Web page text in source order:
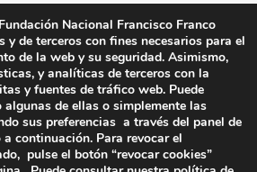
y protección de datos– Sus datos
de Cookies–Condiciones Generales
de uso
Facebook
Twitter
YouTube
Nacional Francisco Franco
de terceros con fines necesarios para el
de la web y su seguridad. Asimismo,
y analíticas de terceros con la
y fuentes de tráfico web. Puede
de ellas o simplemente las
sus preferencias a través del panel de
continuación. Para revocar el
pulse el botón “revocar cookies”